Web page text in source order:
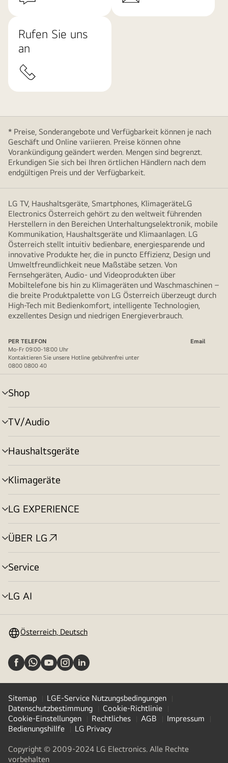
Rufen Sie uns
an
* Preise, Sonderangebote und Verfügbarkeit können je nach
Geschäft und Online variieren. Preise können ohne
Vorankündigung geändert werden. Mengen sind begrenzt.
Erkundigen Sie sich bei Ihren örtlichen Händlern nach dem
endgültigen Preis und der Verfügbarkeit.
LG TV, Haushaltsgeräte, Smartphones, KlimageräteLG
Electronics Österreich gehört zu den weltweit führenden
Herstellern in den Bereichen Unterhaltungselektronik, mobile
Kommunikation, Haushaltsgeräte und Klimaanlagen. LG
Österreich stellt intuitiv bedienbare, energiesparende und
innovative Produkte her, die in puncto Effizienz, Design und
Umweltfreundlichkeit neue Maßstäbe setzen. Von
Fernsehgeräten, Audio- und Videoprodukten über
Mobiltelefone bis hin zu Klimageräten und Waschmaschinen –
die breite Produktpalette von LG Österreich überzeugt durch
High-Tech mit Bedienkomfort, intelligente Technologien,
exzellentes Design und niedrigen Energieverbrauch.
PER TELEFON
Email
Mo-Fr 09:00-18:00 Uhr
Kontaktieren Sie unsere Hotline gebührenfrei unter
0800 0800 40
Shop
Menü
umschalten
TV/Audio
Menü
umschalten
Haushaltsgeräte
Menü
umschalten
Klimageräte
Menü
umschalten
LG EXPERIENCE
Menü
umschalten
ÜBER LG
Menü
umschalten
Service
Menü
umschalten
LG AI
Menü
Österreich, Deutsch
Sitemap
LGE-Service Nutzungsbedingungen
Datenschutzbestimmung
Cookie-Richtlinie
Cookie-Einstellungen
Rechtliches AGB
Impressum
Bedienungshillfe
LG Privacy
Copyright © 2009-2024 LG Electronics. Alle Rechte
vorbehalten